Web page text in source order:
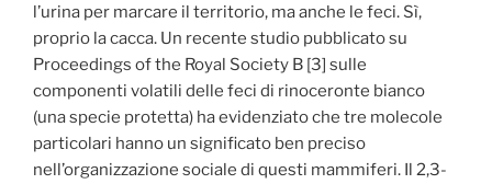
l’urina per marcare il territorio, ma anche le feci. Sì,
proprio la cacca. Un recente studio pubblicato su
Proceedings of the Royal Society B [3] sulle
componenti volatili delle feci di rinoceronte bianco
(una specie protetta) ha evidenziato che tre molecole
particolari hanno un significato ben preciso
nell’organizzazione sociale di questi mammiferi. Il 2,3-